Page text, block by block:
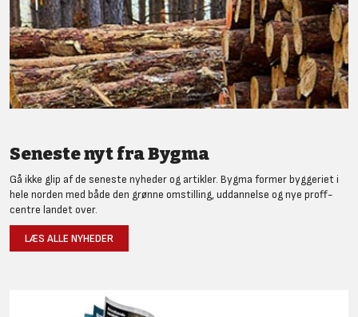
Seneste nyt fra Bygma
Gå ikke glip af de seneste nyheder og artikler. Bygma former byggeriet i
hele norden med både den grønne omstilling, uddannelse og nye proff-
centre landet over.
LÆS ALLE NYHEDER